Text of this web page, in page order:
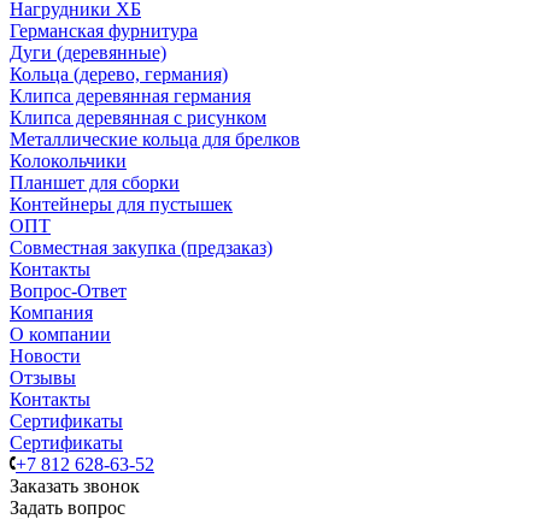
Нагрудники ХБ
Германская фурнитура
Дуги (деревянные)
Кольца (дерево, германия)
Клипса деревянная германия
Клипса деревянная с рисунком
Металлические кольца для брелков
Колокольчики
Планшет для сборки
Контейнеры для пустышек
ОПТ
Совместная закупка (предзаказ)
Контакты
Вопрос-Ответ
Компания
О компании
Новости
Отзывы
Контакты
Сертификаты
Сертификаты
+7 812 628-63-52
Заказать звонок
Задать вопрос